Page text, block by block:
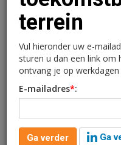
aan een
terrein
Ingezonden bericht
2 maanden geleden
terrein
Vul hieronder uw e-
sturen u dan een link om
ontvang je op
E-mailadres*:
Ga verder
Ga